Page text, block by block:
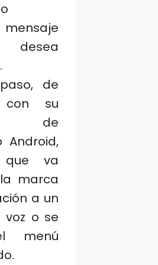
de
con su
de
Android,
va
marca
a un
voz o se
menú